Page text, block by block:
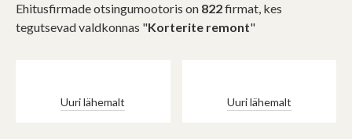
Ehitusfirmade otsingumootoris on 822firmat, kes
tegutsevad valdkonnas "Korterite remont"
Uuri lähemalt Uuri lähemalt